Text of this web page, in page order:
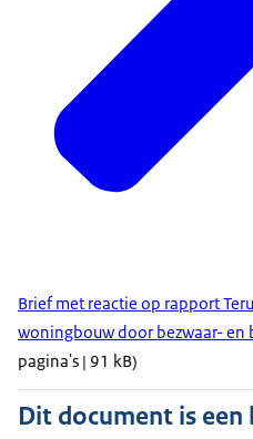
Brief met reactie op rapport
woningbouw door bezwaar- en
pagina's | 91 kB)
Dit document is een